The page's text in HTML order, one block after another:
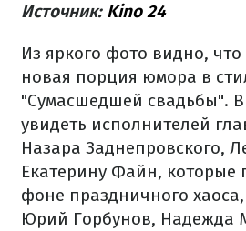
Источник: Kino 24
Из яркого фото видно,
новая порция юмора в
"Сумасшедшей свадьбы".
увидеть исполнителей
Назара Заднепровского,
Екатерину Файн, которые
фоне праздничного хаоса,
Юрий Горбунов, Надежда